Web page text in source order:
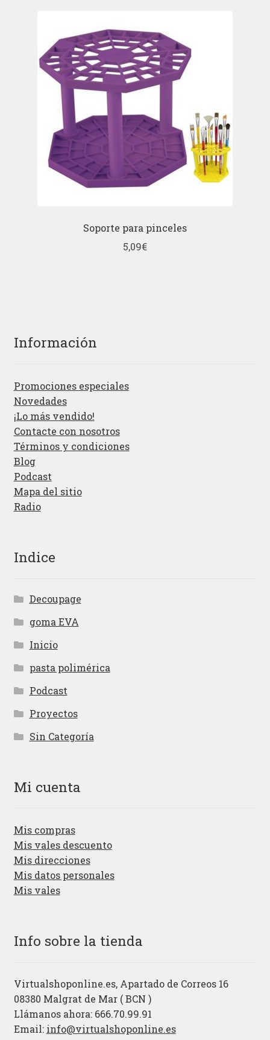
Soporte para pinceles
5,09€
Información
Promociones especiales
Novedades
¡Lo más vendido!
Contacte con nosotros
Términos y condiciones
Blog
Podcast
Mapa del sitio
Radio
Indice
Decoupage
goma EVA
Inicio
pasta polimérica
Podcast
Proyectos
Sin Categoría
Mi cuenta
Mis compras
Mis vales descuento
Mis direcciones
Mis datos personales
Mis vales
Info sobre la tienda
Virtualshoponline.es, Apartado de Correos 16
08380 Malgrat de Mar ( BCN )
Llámanos ahora: 666.70.99.91
Email: info@virtualshoponline.es